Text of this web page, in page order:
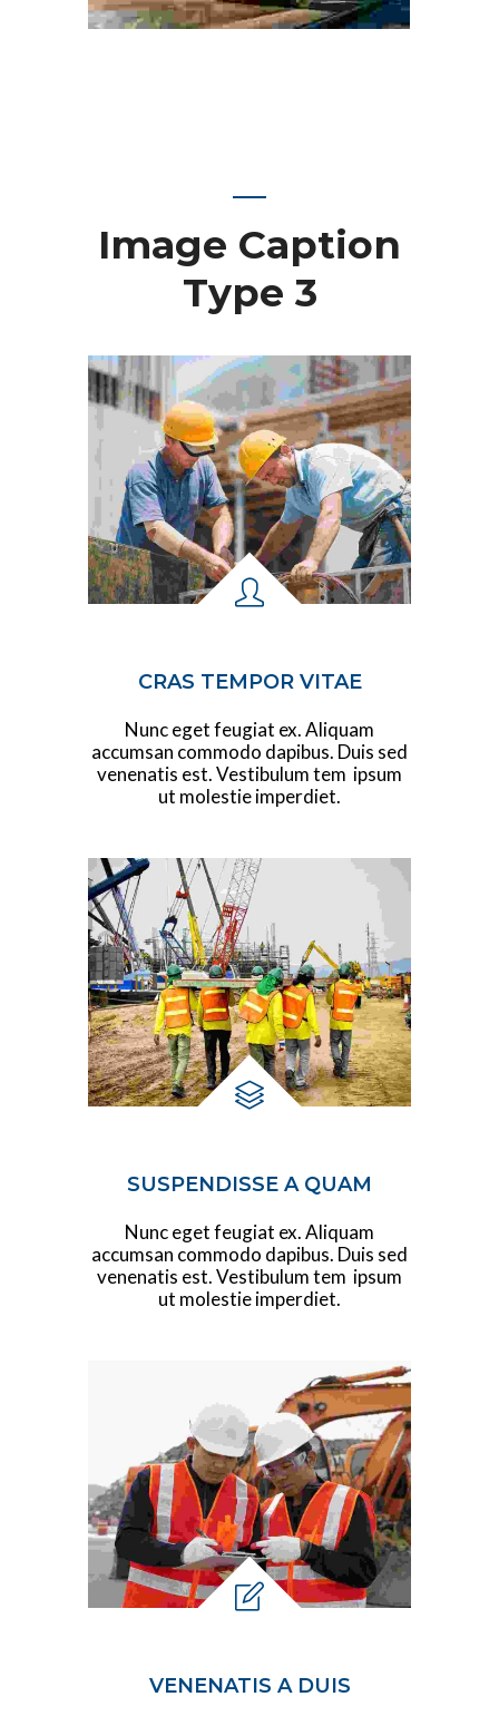
Image Caption
Type 3
CRAS TEMPOR VITAE
Nunc eget feugiat ex. Aliquam
accumsan commodo dapibus. Duis sed
venenatis est. Vestibulum tem ipsum
ut molestie imperdiet.
SUSPENDISSE A QUAM
Nunc eget feugiat ex. Aliquam
accumsan commodo dapibus. Duis sed
venenatis est. Vestibulum tem ipsum
ut molestie imperdiet.
VENENATIS A DUIS